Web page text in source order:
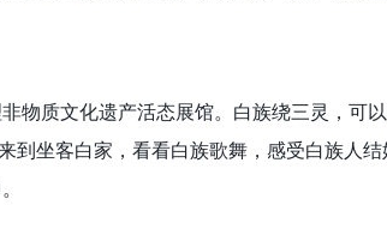
质文化遗产活态展馆。白族绕三灵，可
到坐客白家，看看白族歌舞，感受白族人